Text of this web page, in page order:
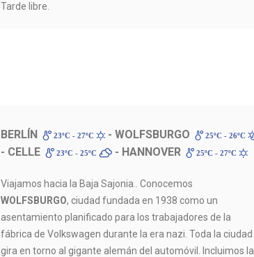
Tarde libre.
BERLÍN 23ºC - 27ºC - WOLFSBURGO 25ºC - 26ºC
- CELLE 23ºC - 25ºC - HANNOVER 25ºC - 27ºC
Viajamos hacia la Baja Sajonia.. Conocemos
WOLFSBURGO, ciudad fundada en 1938 como un
asentamiento planificado para los trabajadores de la
fábrica de Volkswagen durante la era nazi. Toda la ciudad
gira en torno al gigante alemán del automóvil. Incluimos la